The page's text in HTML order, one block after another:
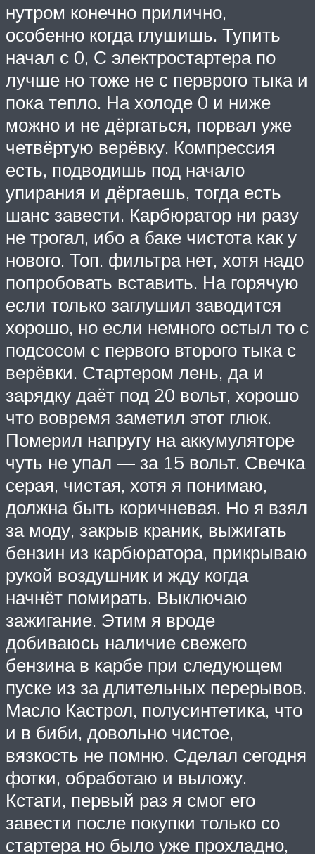
нутром конечно прилично,
особенно когда глушишь. Тупить
начал с 0, С электростартера по
лучше но тоже не с перврого тыка и
пока тепло. На холоде 0 и ниже
можно и не дёргаться, порвал уже
четвёртую верёвку. Компрессия
есть, подводишь под начало
упирания и дёргаешь, тогда есть
шанс завести. Карбюратор ни разу
не трогал, ибо а баке чистота как у
нового. Топ. фильтра нет, хотя надо
попробовать вставить. На горячую
если только заглушил заводится
хорошо, но если немного остыл то с
подсосом с первого второго тыка с
верёвки. Стартером лень, да и
зарядку даёт под 20 вольт, хорошо
что вовремя заметил этот глюк.
Померил напругу на аккумуляторе
чуть не упал — за 15 вольт. Свечка
серая, чистая, хотя я понимаю,
должна быть коричневая. Но я взял
за моду, закрыв краник, выжигать
бензин из карбюратора, прикрываю
рукой воздушник и жду когда
начнёт помирать. Выключаю
зажигание. Этим я вроде
добиваюсь наличие свежего
бензина в карбе при следующем
пуске из за длительных перерывов.
Масло Кастрол, полусинтетика, что
и в биби, довольно чистое,
вязкость не помню. Сделал сегодня
фотки, обработаю и выложу.
Кстати, первый раз я смог его
завести после покупки только со
стартера но было уже прохладно,